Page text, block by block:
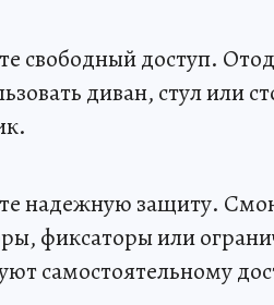
свободный доступ.
диван, стул или
надежную защиту.
фиксаторы или
самостоятельному